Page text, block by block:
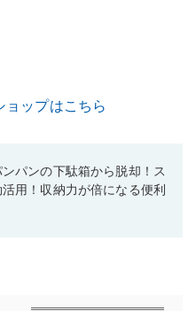
ョップはこちら
パンの下駄箱から脱却！ス
用！収納力が倍になる便利